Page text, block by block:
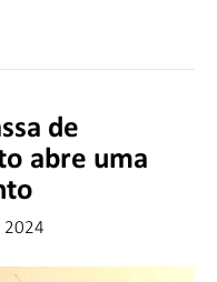
de
abre uma
2024